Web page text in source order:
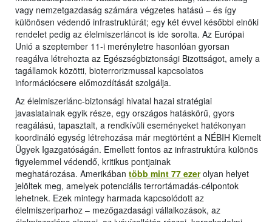
vagy nemzetgazdaság számára végzetes hatású – és így
különösen védendő infrastruktúrát; egy két évvel későbbi elnöki
rendelet pedig az élelmiszerláncot is ide sorolta. Az Európai
Unió a szeptember 11-i merényletre hasonlóan gyorsan
reagálva létrehozta az Egészségbiztonsági Bizottságot, amely a
tagállamok közötti, bioterrorizmussal kapcsolatos
információcsere előmozdítását szolgálja.
Az élelmiszerlánc-biztonsági hivatal hazai stratégiai
javaslatainak egyik része, egy országos hatáskörű, gyors
reagálású, tapasztalt, a rendkívüli eseményeket hatékonyan
koordináló egység létrehozása már megtörtént a NÉBIH Kiemelt
Ügyek Igazgatóságán. Emellett fontos az infrastruktúra különös
figyelemmel védendő, kritikus pontjainak
meghatározása. Amerikában több mint 77 ezerolyan helyet
jelöltek meg, amelyek potenciális terrortámadás-célpontok
lehetnek. Ezek mintegy harmada kapcsolódott az
élelmiszeriparhoz – mezőgazdasági vállalkozások, az